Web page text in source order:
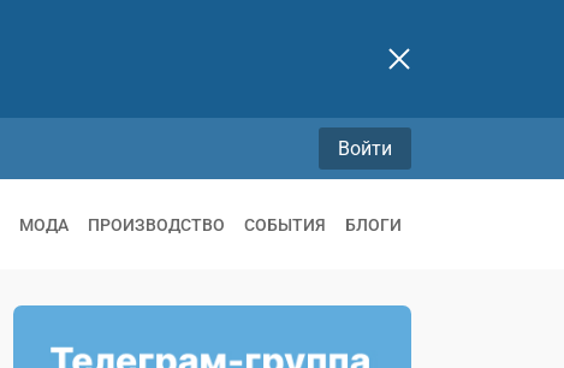
Войти
МОДА ПРОИЗВОДСТВО СОБЫТИЯ БЛОГИ